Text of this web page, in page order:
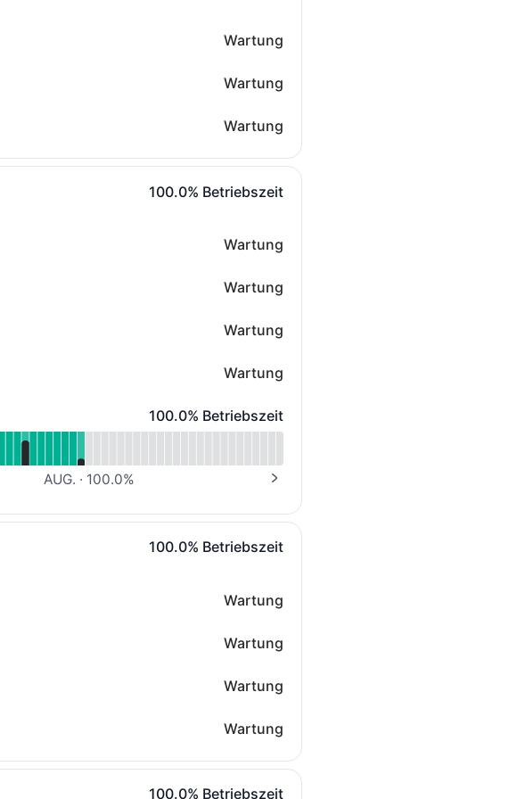
Wartung
Wartung
Wartung
100% - Betriebszeit
100.0% Betriebszeit
Wartung
Wartung
Wartung
Wartung
100% - Betriebszeit
100.0% Betriebszeit
AUG. · 100.0%
100% - Betriebszeit
100.0% Betriebszeit
Wartung
Wartung
Wartung
Wartung
100% - Betriebszeit
100.0% Betriebszeit